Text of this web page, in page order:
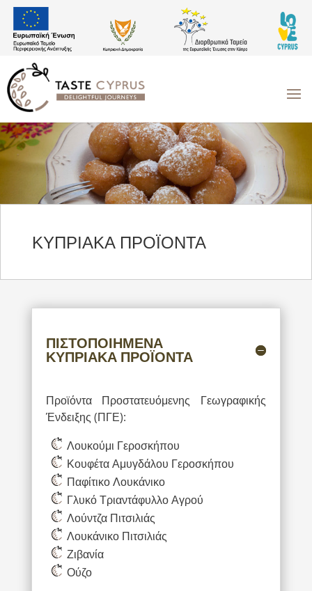
ΚΥΠΡΙΑΚΑ ΠΡΟΪΟΝΤΑ
ΠΙΣΤΟΠΟΙΗΜΕΝΑ
ΚΥΠΡΙΑΚΑ ΠΡΟΪΟΝΤΑ
Προϊόντα Προστατευόμενης Γεωγραφικής
Ένδειξης (ΠΓΕ):
Λουκούμι Γεροσκήπου
Κουφέτα Αμυγδάλου Γεροσκήπου
Παφίτικο Λουκάνικο
Γλυκό Τριαντάφυλλο Αγρού
Λούντζα Πιτσιλιάς
Λουκάνικο Πιτσιλιάς
Ζιβανία
Ούζο